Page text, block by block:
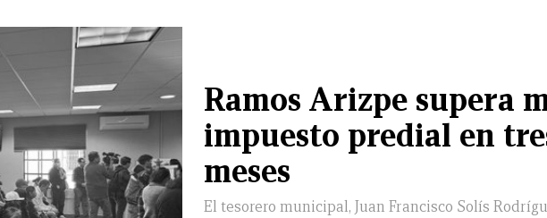
Ramos Arizpe supera
impuesto predial en
meses
El tesorero municipal, Juan Francisco Solís